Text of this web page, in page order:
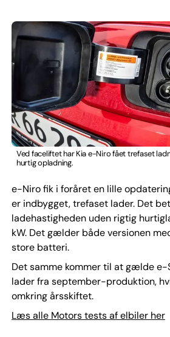
Ved faceliftet har Kia e-Niro fået trefaset
hurtig opladning.
e-Niro fik i foråret en lille
er indbygget, trefaset lader. Det
ladehastigheden uden rigtig
kW. Det gælder både versionen
store batteri.
Det samme kommer til at gælde e-
lader fra september-produktion,
omkring årsskiftet.
Læs alle Motors tests af elbiler her